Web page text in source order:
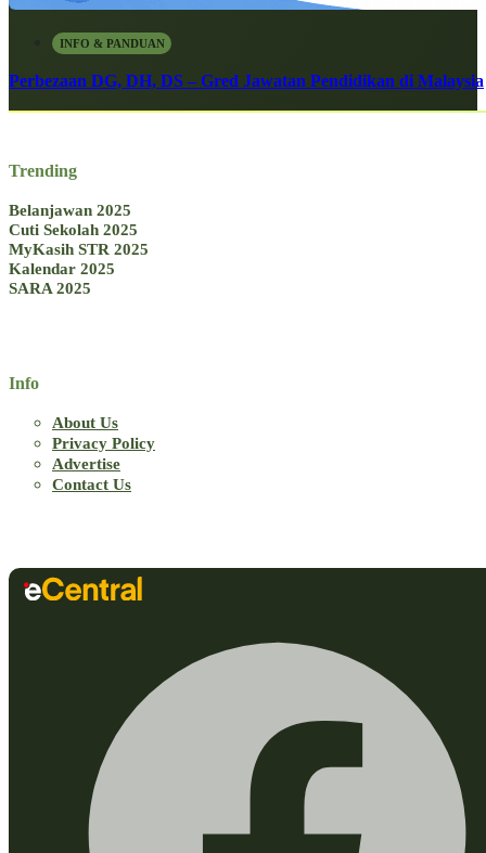
INFO & PANDUAN
Perbezaan DG, DH, DS – Gred Jawatan Pendidikan di Malaysia
Trending
Belanjawan 2025
Cuti Sekolah 2025
MyKasih STR 2025
Kalendar 2025
SARA 2025
Info
About Us
Privacy Policy
Advertise
Contact Us